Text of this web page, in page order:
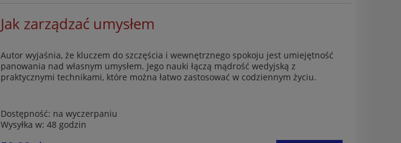
Jak zarządzać umysłem
Autor wyjaśnia, że kluczem do szczęścia i wewnętrznego spokoju jest umiejętność
panowania nad własnym umysłem. Jego nauki łączą mądrość wedyjską z
praktycznymi technikami, które można łatwo zastosować w codziennym życiu.
Dostępność: na wyczerpaniu
Wysyłka w: 48 godzin